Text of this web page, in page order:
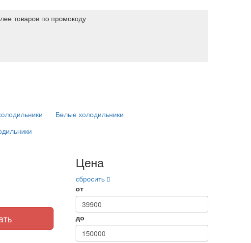
товаров по промокоду
Белые холодильники
Цена
сбросить
от
до